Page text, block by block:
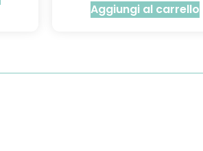
Aggiungi al carrello